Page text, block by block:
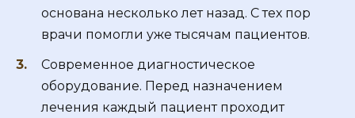
основана несколько лет назад. С тех пор
врачи помогли уже тысячам пациентов.
Современное диагностическое
оборудование. Перед назначением
лечения каждый пациент проходит